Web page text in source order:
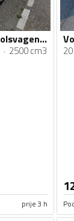
Volkswagen - Wolsvagen-KRAFTER
2500 cm3
prije 3 h